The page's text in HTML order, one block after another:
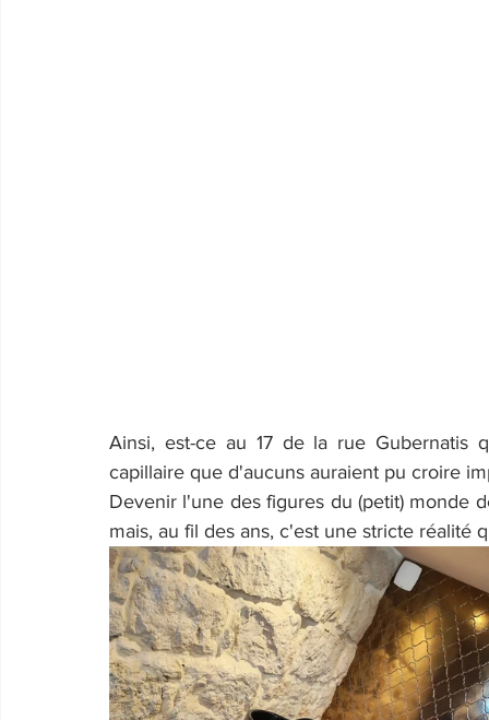
Ainsi, est-ce au 17 de la rue Gubernatis
capillaire que d'aucuns auraient pu croire
Devenir l'une des figures du (petit) monde
mais, au fil des ans, c'est une stricte réalité